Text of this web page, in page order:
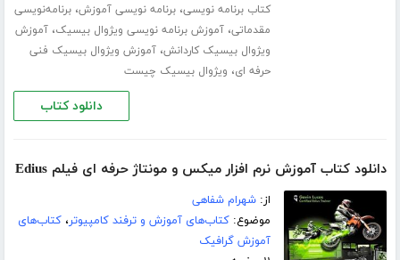
کتاب برنامه نویسی،برنامه نویسی آموزش،برنامه‌نویسی
مقدماتی،آموزش برنامه نویسی ویژوال بیسیک،آموزش
ویژوال بیسیک کاردانش،آموزش ویژوال بیسیک فنی
حرفه ای، ویژوال بیسیک چیست
دانلود کتاب
دانلود کتاب آموزش نرم افزار میکس و مونتاژ حرفه ای فیلم Edius
از:شهرام شفاهی
موضوع:کتاب‌های آموزش و ترفند کامپیوتر،کتاب‌های
آموزش گرافیک